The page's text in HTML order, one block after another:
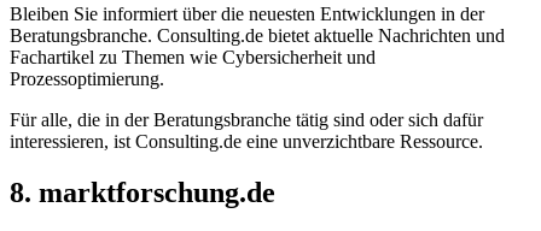
Bleiben Sie informiert über die neuesten Entwicklungen in der
Beratungsbranche. Consulting.de bietet aktuelle Nachrichten und
Fachartikel zu Themen wie Cybersicherheit und
Prozessoptimierung.
Für alle, die in der Beratungsbranche tätig sind oder sich dafür
interessieren, ist Consulting.de eine unverzichtbare Ressource.
8. marktforschung.de